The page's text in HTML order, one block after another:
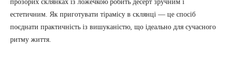
прозорих склянках із ложечкою робить десерт зручним і
естетичним. Як приготувати тірамісу в склянці — це спосіб
поєднати практичність із вишуканістю, що ідеально для сучасного
ритму життя.